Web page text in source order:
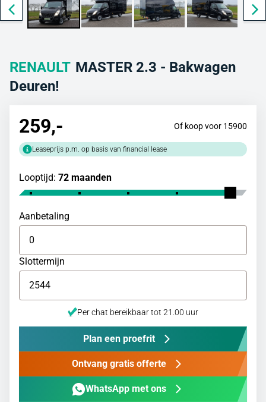
RENAULT MASTER 2.3 - Bakwagen
Deuren!
259,- Of koop voor 15900
Leaseprijs p.m. op basis van financial lease
Looptijd: 72 maanden
Aanbetaling
Slottermijn
Per chat bereikbaar tot 21.00 uur
Plan een proefrit
Ontvang gratis offerte
WhatsApp met ons